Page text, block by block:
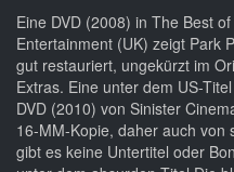
Eine DVD (2008) in The Best
Entertainment (UK) zeigt Park
gut restauriert, ungekürzt im
Extras. Eine unter dem US-
DVD (2010) von Sinister
16-MM-Kopie, daher auch von
gibt es keine Untertitel oder